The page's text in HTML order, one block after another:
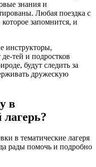
знания и
Любая поездка с
запомнится, и
инструкторы,
тей и подростков
будут следить за
дружескую
в
в тематические лагеря
рады помочь и подробно